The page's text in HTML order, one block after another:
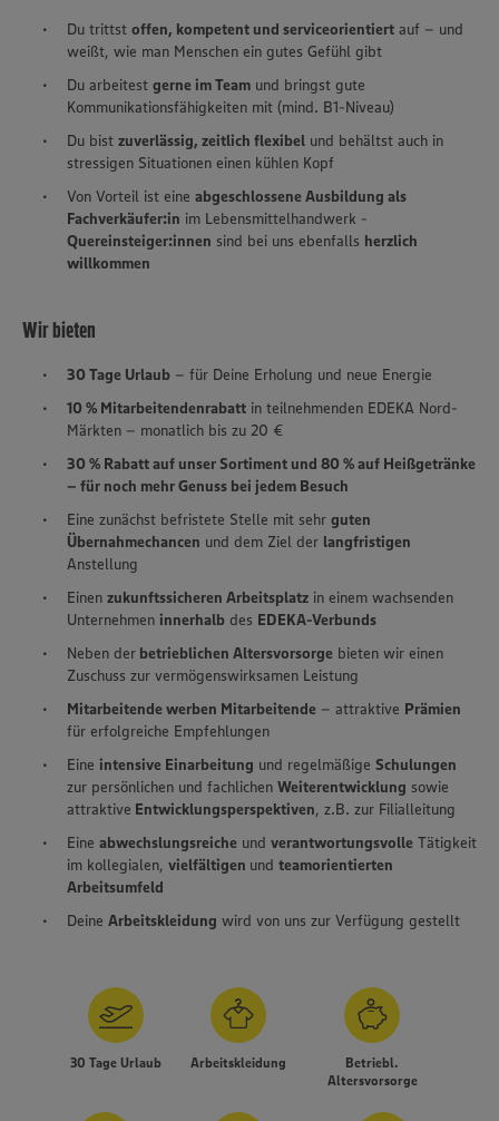
Wir setzen Cookies und andere Technologien ein, um Ihnen
Du trittst offen, kompetent und serviceorientiert auf – und
weißt, wie man Menschen ein gutes Gefühl gibt
Du arbeitest gerne im Team und bringst gute
Kommunikationsfähigkeiten mit (mind. B1-Niveau)
Du bist zuverlässig, zeitlich flexibel und behältst auch in
stressigen Situationen einen kühlen Kopf
Von Vorteil ist eine abgeschlossene Ausbildung als
Fachverkäufer:in im Lebensmittelhandwerk -
Quereinsteiger:innen sind bei uns ebenfalls herzlich
willkommen
Wir bieten
30 Tage Urlaub – für Deine Erholung und neue Energie
10 % Mitarbeitendenrabatt in teilnehmenden EDEKA Nord-
Märkten – monatlich bis zu 20 €
30 % Rabatt auf unser Sortiment und 80 % auf Heißgetränke
– für noch mehr Genuss bei jedem Besuch
Eine zunächst befristete Stelle mit sehr guten
Übernahmechancen und dem Ziel der langfristigen
Anstellung
Einen zukunftssicheren Arbeitsplatz in einem wachsenden
Unternehmen innerhalb des EDEKA-Verbunds
Neben der betrieblichen Altersvorsorge bieten wir einen
Zuschuss zur vermögenswirksamen Leistung
Mitarbeitende werben Mitarbeitende – attraktive Prämien
für erfolgreiche Empfehlungen
Eine intensive Einarbeitung und regelmäßige Schulungen
zur persönlichen und fachlichen Weiterentwicklung sowie
attraktive Entwicklungsperspektiven, z.B. zur Filialleitung
Eine abwechslungsreiche und verantwortungsvolle Tätigkeit
im kollegialen, vielfältigen und teamorientierten
Arbeitsumfeld
Deine Arbeitskleidung wird von uns zur Verfügung gestellt
30 Tage Urlaub Arbeitskleidung
Betriebl.
Altersvorsorge